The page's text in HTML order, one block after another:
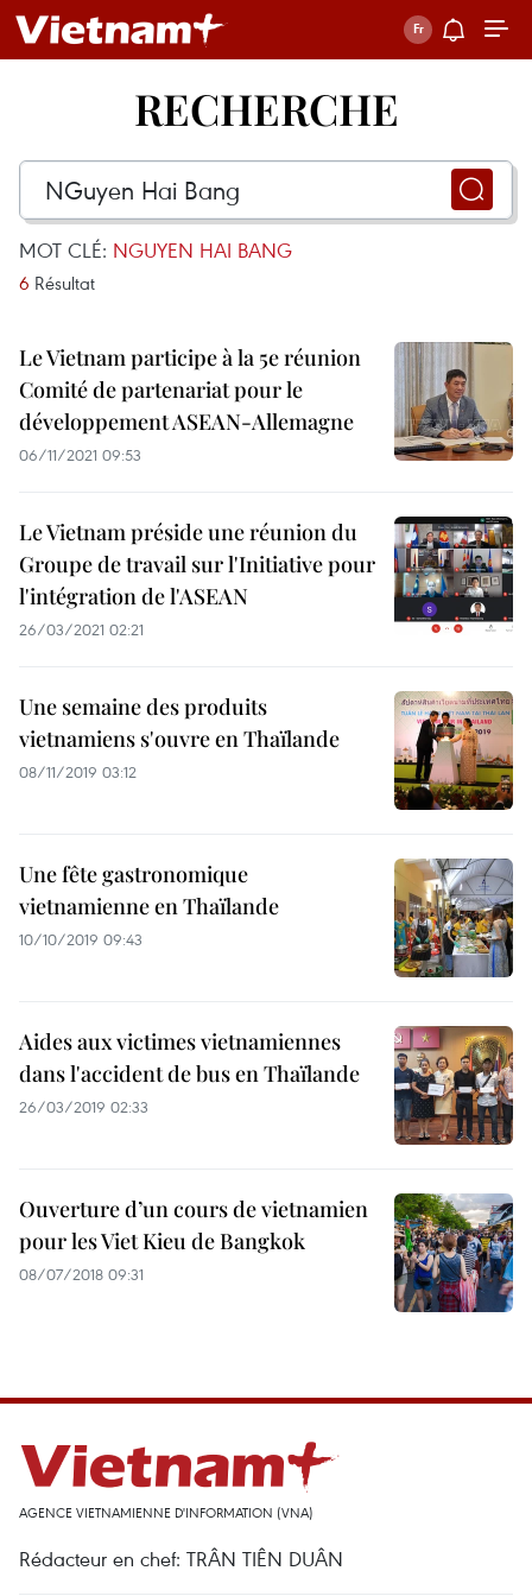
RECHERCHE
MOT CLÉ: NGUYEN HAI BANG
6 Résultat
Le Vietnam participe à la 5e réunion
Comité de partenariat pour le
développement ASEAN-Allemagne
06/11/2021 09:53
Le Vietnam préside une réunion du
Groupe de travail sur l'Initiative pour
l'intégration de l'ASEAN
26/03/2021 02:21
Une semaine des produits
vietnamiens s'ouvre en Thaïlande
08/11/2019 03:12
Une fête gastronomique
vietnamienne en Thaïlande
10/10/2019 09:43
Aides aux victimes vietnamiennes
dans l'accident de bus en Thaïlande
26/03/2019 02:33
Ouverture d’un cours de vietnamien
pour les Viet Kieu de Bangkok
08/07/2018 09:31
AGENCE VIETNAMIENNE D'INFORMATION (VNA)
Rédacteur en chef: TRÂN TIÊN DUÂN